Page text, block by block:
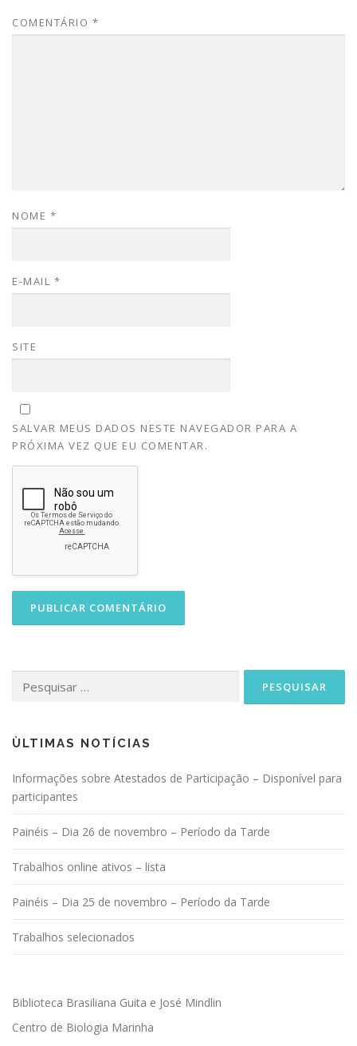
COMENTÁRIO *
NOME *
E-MAIL *
SITE
SALVAR MEUS DADOS NESTE NAVEGADOR PARA A
PRÓXIMA VEZ QUE EU COMENTAR.
por:
ÙLTIMAS NOTÍCIAS
Informações sobre Atestados de Participação – Disponível para
participantes
Painéis – Dia 26 de novembro – Período da Tarde
Trabalhos online ativos – lista
Painéis – Dia 25 de novembro – Período da Tarde
Trabalhos selecionados
Biblioteca Brasiliana Guita e José Mindlin
Centro de Biologia Marinha